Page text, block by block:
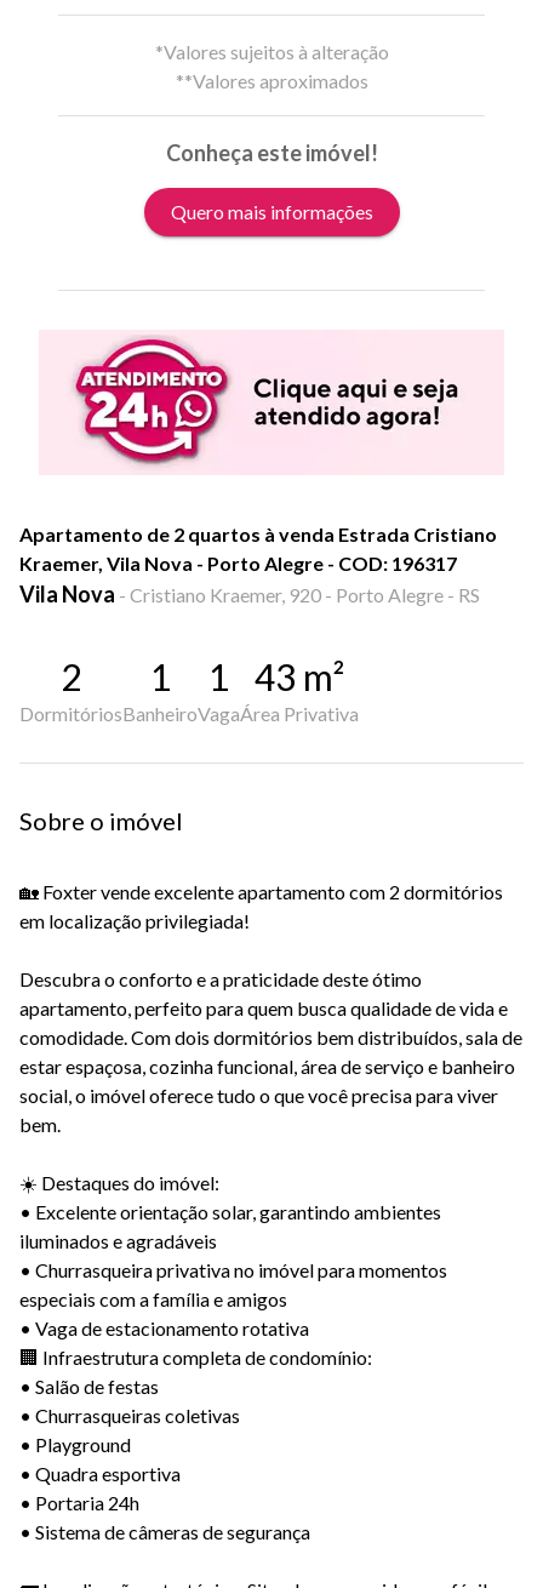
*Valores sujeitos à alteração
**Valores aproximados
Conheça este imóvel!
Quero mais informações
Apartamento de 2 quartos à venda Estrada Cristiano
Kraemer, Vila Nova - Porto Alegre - COD: 196317
Vila Nova - Cristiano Kraemer, 920 - Porto Alegre - RS
2
Dormitórios
1
Banheiro
1
Vaga
43 m²
Área Privativa
Sobre o imóvel
🏡 Foxter vende excelente apartamento com 2 dormitórios
em localização privilegiada!
Descubra o conforto e a praticidade deste ótimo
apartamento, perfeito para quem busca qualidade de vida e
comodidade. Com dois dormitórios bem distribuídos, sala de
estar espaçosa, cozinha funcional, área de serviço e banheiro
social, o imóvel oferece tudo o que você precisa para viver
bem.
☀️ Destaques do imóvel:
• Excelente orientação solar, garantindo ambientes
iluminados e agradáveis
• Churrasqueira privativa no imóvel para momentos
especiais com a família e amigos
• Vaga de estacionamento rotativa
🏢 Infraestrutura completa de condomínio:
• Salão de festas
• Churrasqueiras coletivas
• Playground
• Quadra esportiva
• Portaria 24h
• Sistema de câmeras de segurança